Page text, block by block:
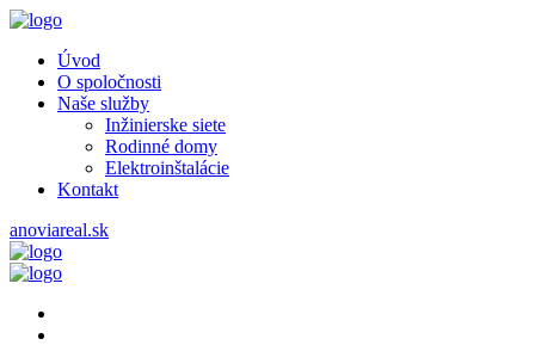
Úvod
O spoločnosti
Naše služby
Inžinierske siete
Rodinné domy
Elektroinštalácie
Kontakt
anoviareal.sk